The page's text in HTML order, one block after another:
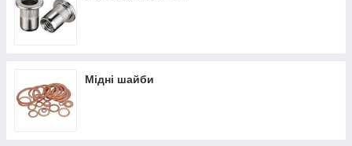
Мідні шайби